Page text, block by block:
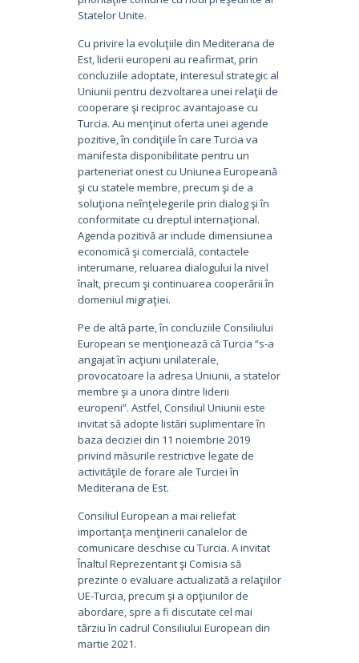
Statelor Unite.
Cu privire la evoluţiile din Mediterana de
Est, liderii europeni au reafirmat, prin
concluziile adoptate, interesul strategic al
Uniunii pentru dezvoltarea unei relaţii de
cooperare şi reciproc avantajoase cu
Turcia. Au menţinut oferta unei agende
pozitive, în condiţiile în care Turcia va
manifesta disponibilitate pentru un
parteneriat onest cu Uniunea Europeană
şi cu statele membre, precum şi de a
soluţiona neînţelegerile prin dialog şi în
conformitate cu dreptul internaţional.
Agenda pozitivă ar include dimensiunea
economică şi comercială, contactele
interumane, reluarea dialogului la nivel
înalt, precum şi continuarea cooperării în
domeniul migraţiei.
Pe de altă parte, în concluziile Consiliului
European se menţionează că Turcia “s-a
angajat în acţiuni unilaterale,
provocatoare la adresa Uniunii, a statelor
membre şi a unora dintre liderii
europeni”. Astfel, Consiliul Uniunii este
invitat să adopte listări suplimentare în
baza deciziei din 11 noiembrie 2019
privind măsurile restrictive legate de
activităţile de forare ale Turciei în
Mediterana de Est.
Consiliul European a mai reliefat
importanţa menţinerii canalelor de
comunicare deschise cu Turcia. A invitat
Înaltul Reprezentant şi Comisia să
prezinte o evaluare actualizată a relaţiilor
UE-Turcia, precum şi a opţiunilor de
abordare, spre a fi discutate cel mai
târziu în cadrul Consiliului European din
martie 2021.